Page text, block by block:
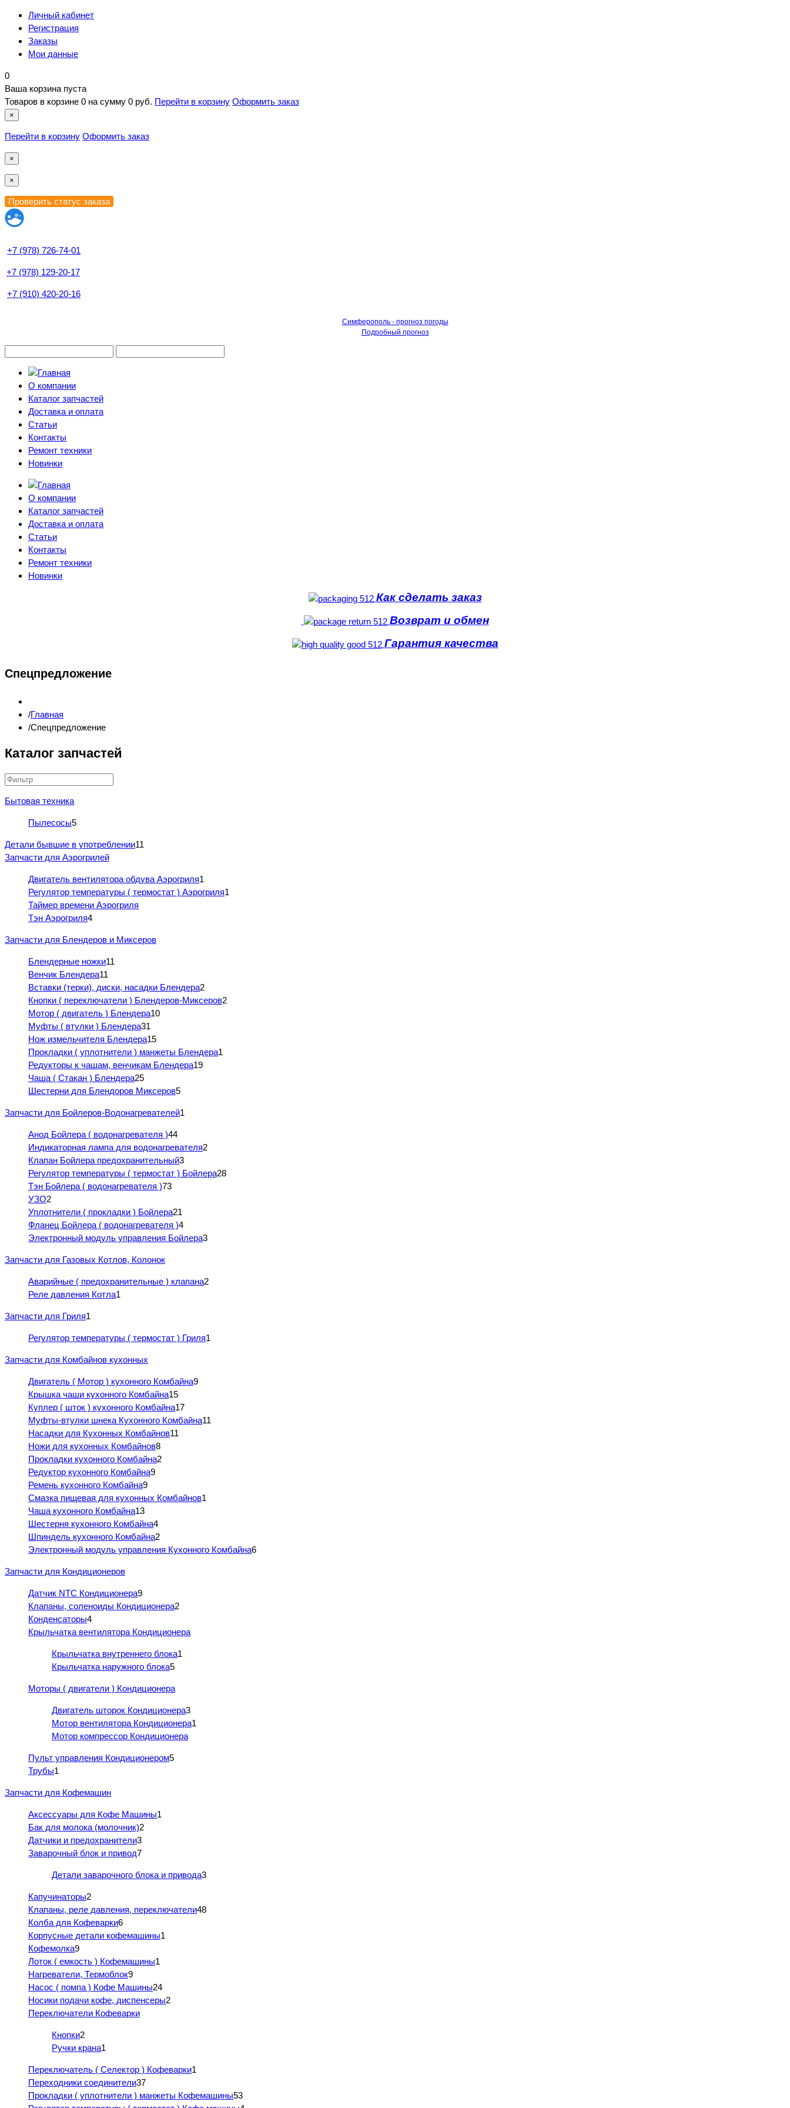
Личный кабинет
Регистрация
Заказы
Мои данные
0
Ваша корзина пуста
Товаров в корзине 0 на сумму 0 руб. Перейти в корзину Оформить заказ
×
Перейти в корзину Оформить заказ
×
×
+7 (978) 726-74-01
+7 (978) 129-20-17
+7 (910) 420-20-16
Симферополь - прогноз погоды
Подробный прогноз
О компании
Каталог запчастей
Доставка и оплата
Статьи
Контакты
Ремонт техники
Новинки
О компании
Каталог запчастей
Доставка и оплата
Статьи
Контакты
Ремонт техники
Новинки
Как сделать заказ
Возврат и обмен
Гарантия качества
Спецпредложение
Главная
Спецпредложение
Каталог запчастей
Бытовая техника
Пылесосы5
Детали бывшие в употреблении11
Запчасти для Аэрогрилей
Двигатель вентилятора обдува Аэрогриля1
Регулятор температуры ( термостат ) Аэрогриля1
Таймер времени Аэрогриля
Тэн Аэрогриля4
Запчасти для Блендеров и Миксеров
Блендерные ножки11
Венчик Блендера11
Вставки (терки), диски, насадки Блендера2
Кнопки ( переключатели ) Блендеров-Миксеров2
Мотор ( двигатель ) Блендера10
Муфты ( втулки ) Блендера31
Нож измельчителя Блендера15
Прокладки ( уплотнители ) манжеты Блендера1
Редукторы к чашам, венчикам Блендера19
Чаша ( Стакан ) Блендера25
Шестерни для Блендоров Миксеров5
Запчасти для Бойлеров-Водонагревателей1
Анод Бойлера ( водонагревателя )44
Индикаторная лампа для водонагревателя2
Клапан Бойлера предохранительный3
Регулятор температуры ( термостат ) Бойлера28
Тэн Бойлера ( водонагревателя )73
УЗО2
Уплотнители ( прокладки ) Бойлера21
Фланец Бойлера ( водонагревателя )4
Электронный модуль управления Бойлера3
Запчасти для Газовых Котлов, Колонок
Аварийные ( предохранительные ) клапана2
Реле давления Котла1
Запчасти для Гриля1
Регулятор температуры ( термостат ) Гриля1
Запчасти для Комбайнов кухонных
Двигатель ( Мотор ) кухонного Комбайна9
Крышка чаши кухонного Комбайна15
Куплер ( шток ) кухонного Комбайна17
Муфты-втулки шнека Кухонного Комбайна11
Насадки для Кухонных Комбайнов11
Ножи для кухонных Комбайнов8
Прокладки кухонного Комбайна2
Редуктор кухонного Комбайна9
Ремень кухонного Комбайна9
Смазка пищевая для кухонных Комбайнов1
Чаша кухонного Комбайна13
Шестерня кухонного Комбайна4
Шпиндель кухонного Комбайна2
Электронный модуль управления Кухонного Комбайна6
Запчасти для Кондиционеров
Датчик NTC Кондиционера9
Клапаны, соленоиды Кондиционера2
Конденсаторы4
Крыльчатка вентилятора Кондиционера
Крыльчатка внутреннего блока1
Крыльчатка наружного блока5
Моторы ( двигатели ) Кондиционера
Двигатель шторок Кондиционера3
Мотор вентилятора Кондиционера1
Мотор компрессор Кондиционера
Пульт управления Кондиционером5
Трубы1
Запчасти для Кофемашин
Аксессуары для Кофе Машины1
Бак для молока (молочник)2
Датчики и предохранители3
Заварочный блок и привод7
Детали заварочного блока и привода3
Капучинаторы2
Клапаны, реле давления, переключатели48
Колба для Кофеварки6
Корпусные детали кофемашины1
Кофемолка9
Лоток ( емкость ) Кофемашины1
Нагреватели, Термоблок9
Насос ( помпа ) Кофе Машины24
Носики подачи кофе, диспенсеры2
Переключатели Кофеварки
Кнопки2
Ручки крана1
Переключатель ( Селектор ) Кофеварки1
Переходники соединители37
Прокладки ( уплотнители ) манжеты Кофемашины53